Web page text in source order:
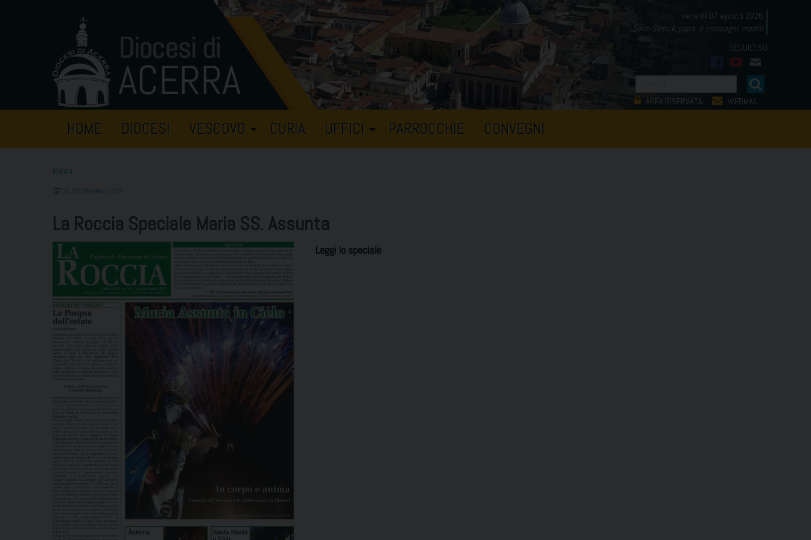
venerdì 07 agosto 2026
Santi Sisto II, papa, e compagni, martiri
facebook
youtube
mail
AREA RISERVATA WEBMAIL
HOME DIOCESI VESCOVO CURIA UFFICI PARROCCHIE CONVEGNI
EVENTI
21 SETTEMBRE 2017
La Roccia Speciale Maria SS. Assunta
Leggi lo speciale